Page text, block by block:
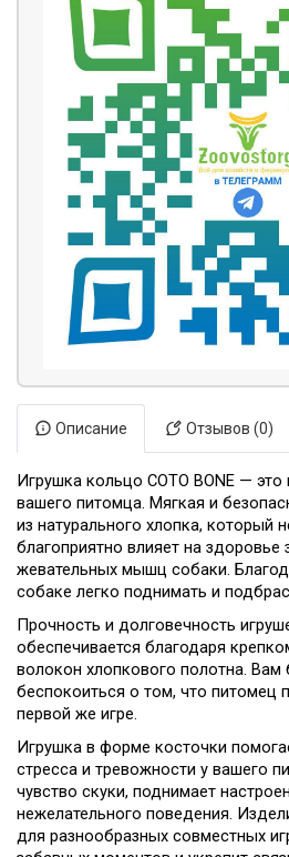
Описание Отзывов (0)
Игрушка кольцо СОТО BONE —
вашего питомца. Мягкая и
из натурального хлопка, который
благоприятно влияет на здоровье
жевательных мышц собаки.
собаке легко поднимать и
Прочность и долговечность
обеспечивается благодаря
волокон хлопкового полотна.
беспокоиться о том, что питомец
первой же игре.
Игрушка в форме косточки
стресса и тревожности у вашего
чувство скуки, поднимает
нежелательного поведения.
для разнообразных совместных